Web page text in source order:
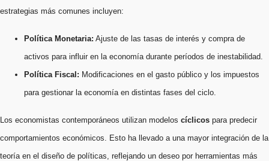
estrategias más comunes incluyen:
Política Monetaria: Ajuste de las tasas de interés y compra de
activos para influir en la economía durante períodos de inestabilidad.
Política Fiscal: Modificaciones en el gasto público y los impuestos
para gestionar la economía en distintas fases del ciclo.
Los economistas contemporáneos utilizan modelos cíclicos para predecir
comportamientos económicos. Esto ha llevado a una mayor integración de la
teoría en el diseño de políticas, reflejando un deseo por herramientas más